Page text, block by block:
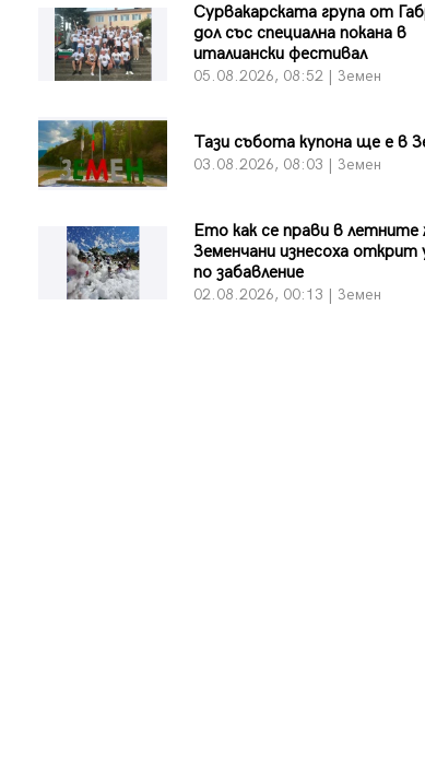
Сурвакарската група от
дол със специална покана в
италиански фестивал
05.08.2026, 08:52 | Земен
Тази събота купона ще е в
03.08.2026, 08:03 | Земен
Ето как се прави в летните
Земенчани изнесоха открит
по забавление
02.08.2026, 00:13 | Земен